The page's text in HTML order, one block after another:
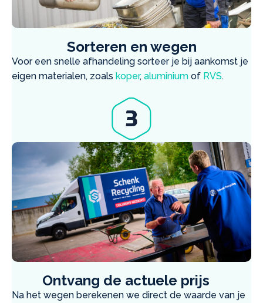
Sorteren en wegen
Voor een snelle afhandeling sorteer je bij aankomst je
eigen materialen, zoals koper, aluminium of RVS.
Ontvang de actuele prijs
Na het wegen berekenen we direct de waarde van je